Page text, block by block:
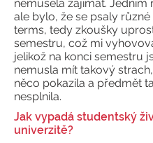
nemusela zajímat. Jedním
ale bylo, že se psaly
terms, tedy zkoušky
semestru, což mi
jelikož na konci semestru
nemusla mít takový
něco pokazila a předmět
nesplnila.
Jak vypadá studentský
univerzitě?